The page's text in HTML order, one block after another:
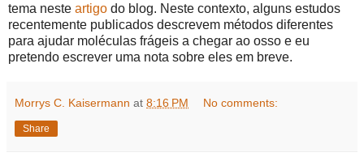
tema neste artigo do blog. Neste contexto, alguns estudos
recentemente publicados descrevem métodos diferentes
para ajudar moléculas frágeis a chegar ao osso e eu
pretendo escrever uma nota sobre eles em breve.
Morrys C. Kaisermann at 8:16 PM No comments:
Share